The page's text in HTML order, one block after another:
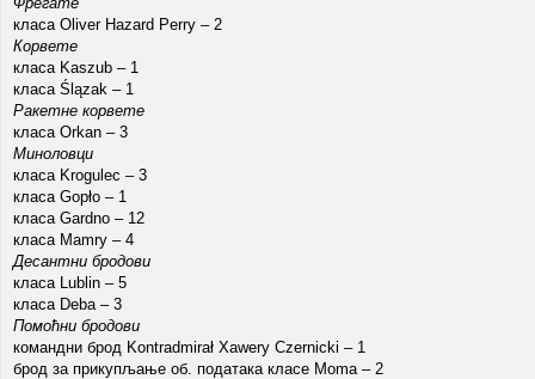
класа Oliver Hazard Perry – 2
Корвете
класа Kaszub – 1
класа Ślązak – 1
Ракетне корвете
класа Orkan – 3
Миноловци
класа Krogulec – 3
класа Gopło – 1
класа Gardno – 12
класа Mamry – 4
Десантни бродови
класа Lublin – 5
класа Deba – 3
Помоћни бродови
командни брод Kontradmirał Xawery Czernicki – 1
брод за прикупљање об. података класе Moma – 2